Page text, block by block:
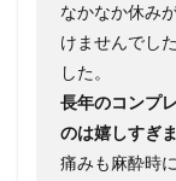
なかなか休み
けませんでし
した。
長年のコンプ
のは嬉しすぎま
痛みも麻酔時